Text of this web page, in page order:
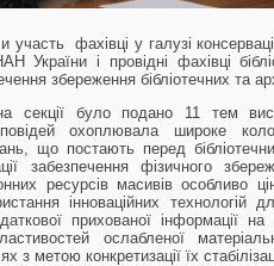
участь фахівці у галузі
України і провідні фахівці
збереження бібліотечних та
секції було подано 11 тем
охоплювала широке
що постають перед
забезпечення фізичного
ресурсів масивів особливо
інноваційних технологій
прихованої інформації
ослабленої
з метою конкретизації їх